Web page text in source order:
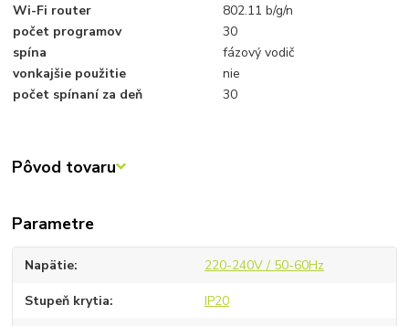
Wi-Fi router
802.11 b/g/n
počet programov
30
spína
fázový vodič
vonkajšie použitie
nie
počet spínaní za deň
30
Pôvod tovaru
Parametre
Napätie 220-240V / 50-60Hz
Stupeň krytia IP20